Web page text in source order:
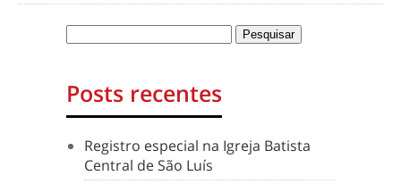
Posts recentes
Registro especial na Igreja Batista
Central de São Luís